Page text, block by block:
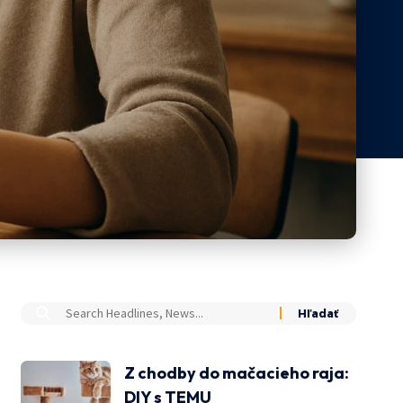
Z chodby do mačacieho raja:
DIY s TEMU